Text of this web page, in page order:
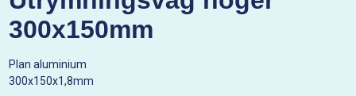
300x150mm
Plan aluminium
300x150x1,8mm